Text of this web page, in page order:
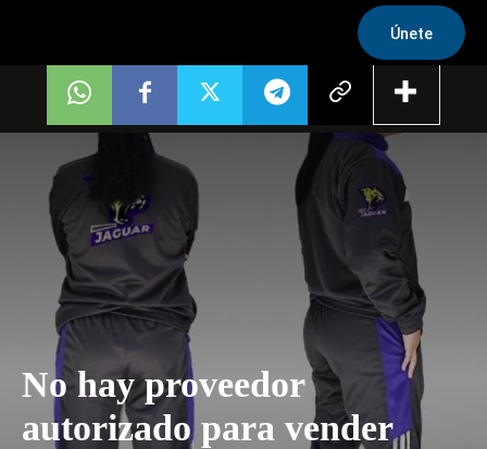
Únete
No hay proveedor
autorizado para vender